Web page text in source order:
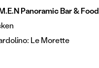
Panoramic Bar & Food
Le Morette